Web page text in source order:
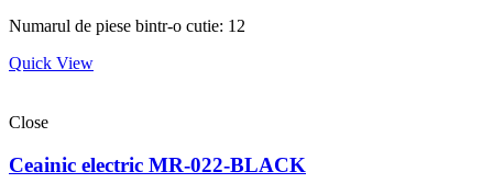
Numarul de piese bintr-o cutie: 12
Quick View
Close
Ceainic electric MR-022-BLACK